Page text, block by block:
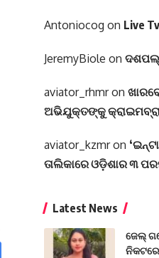
Antoniocog on Live Tv
JeremyBiole on
aviator_rhmron
ଅଭିଯୁକ୍ତଙ୍କୁ
aviator_kzmron
ତାଲିକାରେ ଓଡ଼ିଶାର ୩
Latest News
ଜେଲ୍
ନିକଟରେ